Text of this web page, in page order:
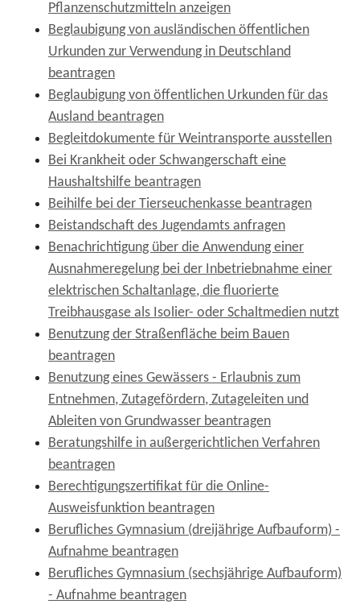
Pflanzenschutzmitteln anzeigen
Beglaubigung von ausländischen öffentlichen
Urkunden zur Verwendung in Deutschland
beantragen
Beglaubigung von öffentlichen Urkunden für das
Ausland beantragen
Begleitdokumente für Weintransporte ausstellen
Bei Krankheit oder Schwangerschaft eine
Haushaltshilfe beantragen
Beihilfe bei der Tierseuchenkasse beantragen
Beistandschaft des Jugendamts anfragen
Benachrichtigung über die Anwendung einer
Ausnahmeregelung bei der Inbetriebnahme einer
elektrischen Schaltanlage, die fluorierte
Treibhausgase als Isolier- oder Schaltmedien nutzt
Benutzung der Straßenfläche beim Bauen
beantragen
Benutzung eines Gewässers - Erlaubnis zum
Entnehmen, Zutagefördern, Zutageleiten und
Ableiten von Grundwasser beantragen
Beratungshilfe in außergerichtlichen Verfahren
beantragen
Berechtigungszertifikat für die Online-
Ausweisfunktion beantragen
Berufliches Gymnasium (dreijährige Aufbauform) -
Aufnahme beantragen
Berufliches Gymnasium (sechsjährige Aufbauform)
- Aufnahme beantragen